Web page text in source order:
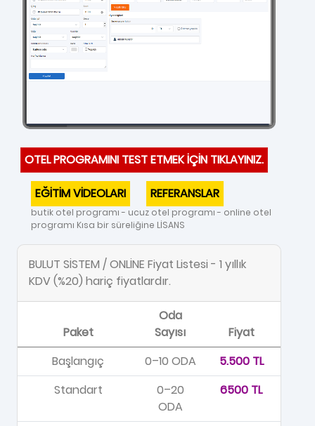
OTEL PROGRAMINI TEST ETMEK İÇİN TIKLAYINIZ.
EĞİTİM VİDEOLARI REFERANSLAR
butik otel programı - ucuz otel programı - online otel
programı Kısa bir süreliğine LİSANS
BULUT SİSTEM / ONLİNE Fiyat Listesi - 1 yıllık
KDV (%20) hariç fiyatlardır.
Paket
Oda
Sayısı
Fiyat
Başlangıç
0–10 ODA
5.500 TL
Standart
0–20
ODA
6500 TL